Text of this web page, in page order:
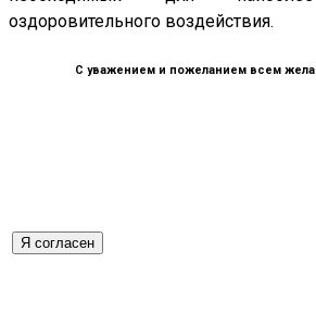
оздоровительного воздействия.
С уважением и пожеланием всем
Я согласен